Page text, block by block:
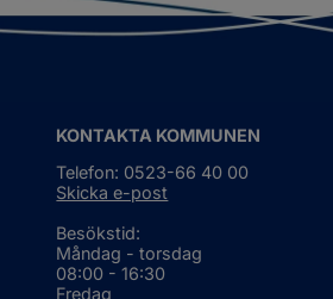
KONTAKTA KOMMUNEN
Telefon: 0523-66 40 00
Skicka e-post
Besökstid:
Måndag - torsdag
08:00 - 16:30
Fredag